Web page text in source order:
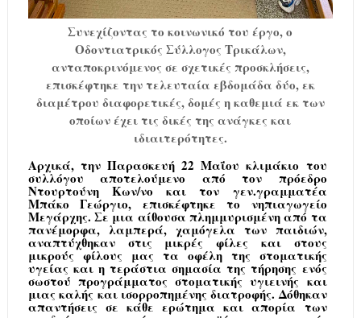
Συνεχίζοντας το κοινωνικό του έργο, ο
Οδοντιατρικός Σύλλογος Τρικάλων,
ανταποκρινόμενος σε σχετικές προσκλήσεις,
επισκέφτηκε την τελευταία εβδομάδα δύο, εκ
διαμέτρου διαφορετικές, δομές η καθεμιά εκ των
οποίων έχει τις δικές της ανάγκες και
ιδιαιτερότητες.
Αρχικά, την Παρασκευή 22 Μαΐου κλιμάκιο του
συλλόγου αποτελούμενο από τον πρόεδρο
Ντουρτούνη Κων/νο και τον γεν.γραμματέα
Μπάκο Γεώργιο, επισκέφτηκε το νηπιαγωγείο
Μεγάρχης. Σε μια αίθουσα πλημμυρισμένη από τα
πανέμορφα, λαμπερά, χαμόγελα των παιδιών,
αναπτύχθηκαν στις μικρές φίλες και στους
μικρούς φίλους μας τα οφέλη της στοματικής
υγείας και η τεράστια σημασία της τήρησης ενός
σωστού προγράμματος στοματικής υγιεινής και
μιας καλής και ισορροπημένης διατροφής. Δόθηκαν
απαντήσεις σε κάθε ερώτημα και απορία των